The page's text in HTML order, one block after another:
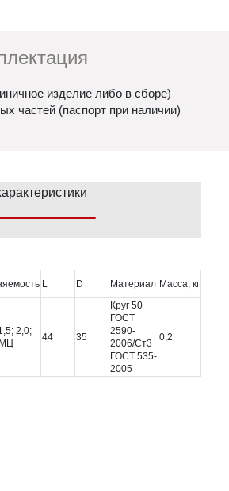
изделие либо в сборе)
частей (паспорт при наличии)
L D Материал Масса, кг
2,0;
44 35
Круг 50
ГОСТ
2590-
2006/Ст3
ГОСТ 535-
2005
0,2